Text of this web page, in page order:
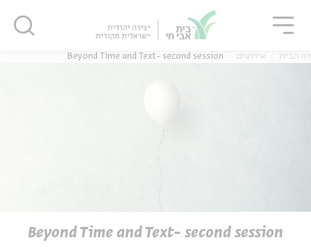
דף הבית אירועים Beyond Time and Text- second session
Beyond Time and Text- second session
סגור